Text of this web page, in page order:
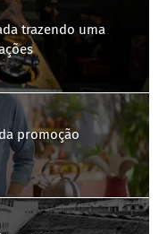
trazendo uma
promoção